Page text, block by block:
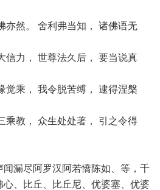
然。 舍利弗当知， 诸佛语无
力， 世尊法久后， 要当说真
乘， 我令脱苦缚， 逮得涅槃
教， 众生处处著， 引之令得
漏尽阿罗汉阿若憍陈如、等，千
心、比丘、比丘尼、优婆塞、优婆